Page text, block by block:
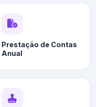
Prestação de Contas
Anual